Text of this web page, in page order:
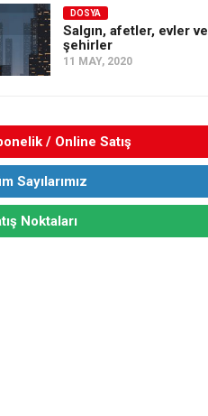
DOSYA
Salgın, afetler, evler ve
şehirler
11 MAY, 2020
/ Online Satış
Sayılarımız
Noktaları